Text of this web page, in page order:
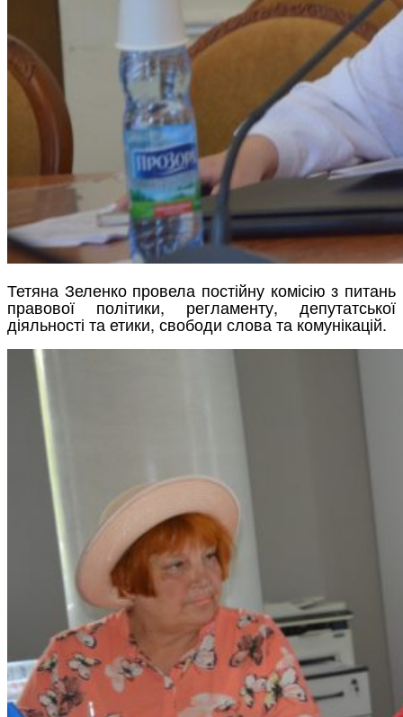
Тетяна Зеленко провела постійну комісію з питань
правової політики, регламенту, депутатської
діяльності та етики, свободи слова та комунікацій.